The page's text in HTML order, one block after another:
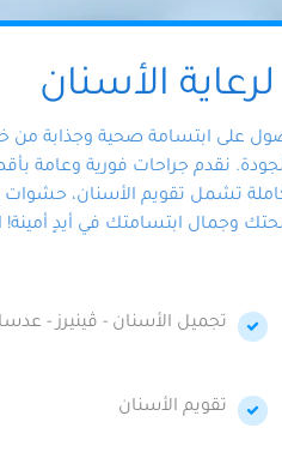
الأسنان
على ابتسامة صحية وجذابة
نقدم جراحات فورية وعامة
تشمل تقويم الأسنان، حشوات
ابتسامتك في أيدٍ أمينة!
تجميل الأسنان - ڤينيرز -
تقويم الأسنان